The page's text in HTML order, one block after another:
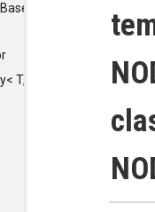
TO >,
T, MINCHUNKSIZE,